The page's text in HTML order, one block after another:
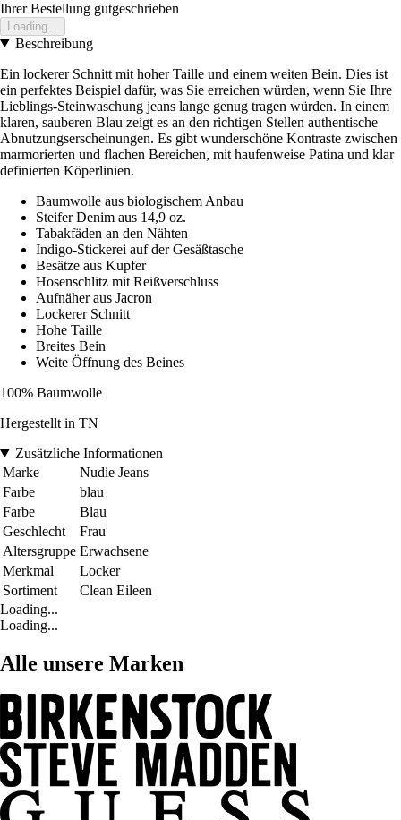
Ihrer Bestellung gutgeschrieben
Loading...
Beschreibung
Ein lockerer Schnitt mit hoher Taille und einem weiten Bein. Dies ist
ein perfektes Beispiel dafür, was Sie erreichen würden, wenn Sie Ihre
Lieblings-Steinwaschung jeans lange genug tragen würden. In einem
klaren, sauberen Blau zeigt es an den richtigen Stellen authentische
Abnutzungserscheinungen. Es gibt wunderschöne Kontraste zwischen
marmorierten und flachen Bereichen, mit haufenweise Patina und klar
definierten Köperlinien.
Baumwolle aus biologischem Anbau
Steifer Denim aus 14,9 oz.
Tabakfäden an den Nähten
Indigo-Stickerei auf der Gesäßtasche
Besätze aus Kupfer
Hosenschlitz mit Reißverschluss
Aufnäher aus Jacron
Lockerer Schnitt
Hohe Taille
Breites Bein
Weite Öffnung des Beines
100% Baumwolle
Hergestellt in TN
Zusätzliche Informationen
Marke
Nudie Jeans
Farbe
blau
Farbe
Blau
Geschlecht
Frau
Altersgruppe Erwachsene
Merkmal
Locker
Sortiment
Clean Eileen
Loading...
Loading...
Alle unsere Marken